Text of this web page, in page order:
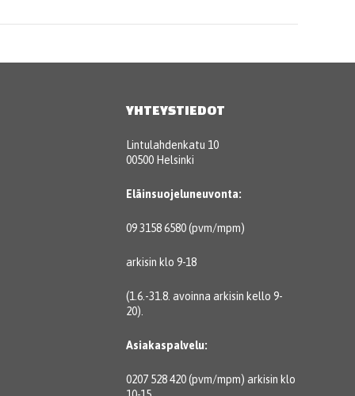
YHTEYSTIEDOT
Lintulahdenkatu 10
00500 Helsinki
Eläinsuojeluneuvonta:
09 3158 6580 (pvm/mpm)
arkisin klo 9-18
(1.6.-31.8. avoinna arkisin kello 9-
20).
Asiakaspalvelu:
0207 528 420 (pvm/mpm) arkisin klo